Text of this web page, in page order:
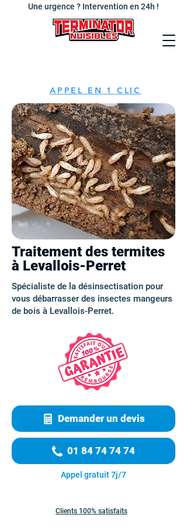
Une urgence ? Intervention en 24h !
APPEL EN 1 CLIC
Traitement des termites
à Levallois-Perret
Spécialiste de la désinsectisation pour
vous débarrasser des insectes mangeurs
de bois à Levallois-Perret.
Demander un devis
01 84 74 74 74
Appel gratuit 7j/7
Clients 100% satisfaits